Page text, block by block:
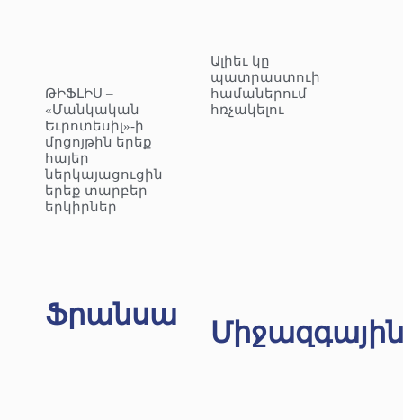
ԹԻՖԼԻՍ –
«Մանկական
Եւրոտեսիլ»-ի
մրցոյթին երեք
հայեր
ներկայացուցին
երեք տարբեր
երկիրներ
Ալիեւ կը
պատրաստուի
համաներում
հռչակելու
Ֆրանսա
Միջազգային